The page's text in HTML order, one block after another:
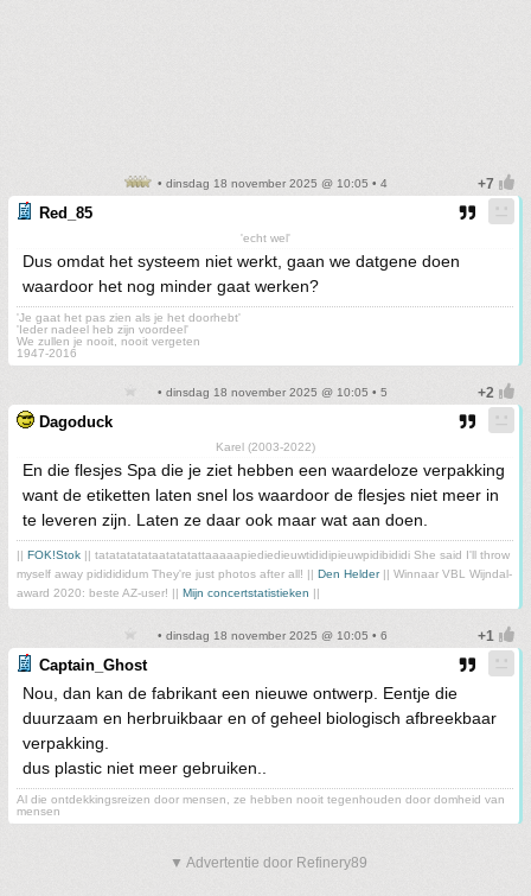
• dinsdag 18 november 2025 @ 10:05 • 4
Red_85
'echt wel'
Dus omdat het systeem niet werkt, gaan we datgene doen
waardoor het nog minder gaat werken?
'Je gaat het pas zien als je het doorhebt'
'Ieder nadeel heb zijn voordeel'
We zullen je nooit, nooit vergeten
1947-2016
• dinsdag 18 november 2025 @ 10:05 • 5
Dagoduck
Karel (2003-2022)
En die flesjes Spa die je ziet hebben een waardeloze verpakking
want de etiketten laten snel los waardoor de flesjes niet meer in
te leveren zijn. Laten ze daar ook maar wat aan doen.
FOK!Stok || tatatatatataatatatattaaaaapiediedieuwtididipieuwpidibididi She said I'll throw
myself away pididididum They're just photos after all! || Den Helder|| Winnaar VBL Wijndal-
award 2020: beste AZ-user! || Mijn concertstatistieken
• dinsdag 18 november 2025 @ 10:05 • 6
Captain_Ghost
Nou, dan kan de fabrikant een nieuwe ontwerp. Eentje die
duurzaam en herbruikbaar en of geheel biologisch afbreekbaar
verpakking.
dus plastic niet meer gebruiken..
Al die ontdekkingsreizen door mensen, ze hebben nooit tegenhouden door domheid van
mensen
▼ Advertentie door Refinery89